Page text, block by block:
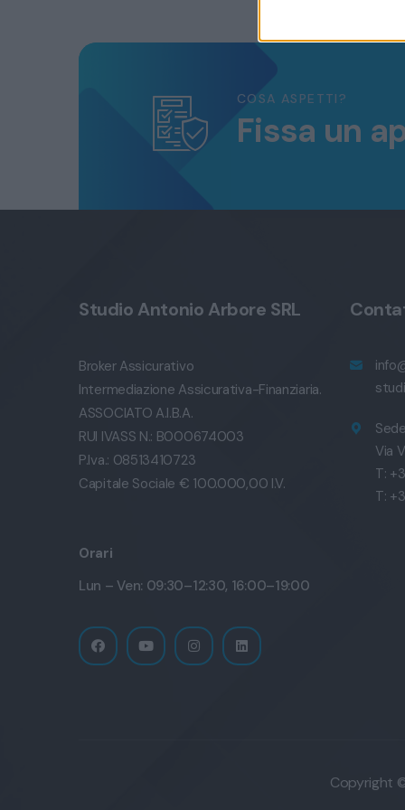
COSA ASPETTI?
Fissa un
Studio Antonio Arbore SRL
Broker Assicurativo
Intermediazione Assicurativa-Finanziaria.
ASSOCIATO A.I.B.A.
RUI IVASS N.: B000674003
P.Iva.: 08513410723
Capitale Sociale € 100.000,00 I.V.
Orari
Lun – Ven: 09:30–12:30, 16:00–19:00
Via
T:
T:
Copyright